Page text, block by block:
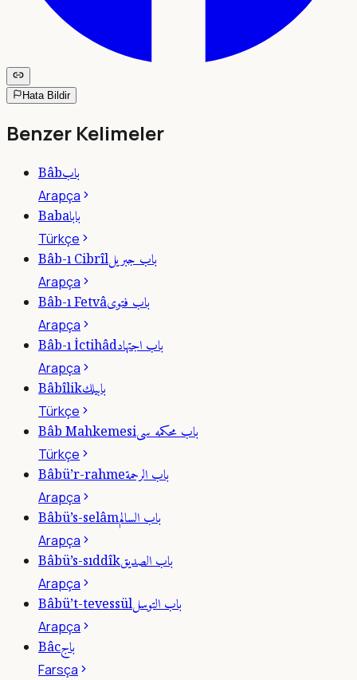
Hata Bildir
Benzer Kelimeler
Bâbباب
Arapça
Babaبابا
Türkçe
Bâb-ı Cibrîlباب جبريل
Arapça
Bâb-ı Fetvâباب فتوى
Arapça
Bâb-ı İctihâdباب اجتهاد
Arapça
Bâbîlikبابيلك
Türkçe
Bâb Mahkemesiباب محكمه سى
Türkçe
Bâbü’r-rahmeباب الرحمة
Arapça
Bâbü’s-selâmباب السالم
Arapça
Bâbü’s-sıddîkباب الصديق
Arapça
Bâbü’t-tevessülباب التوسل
Arapça
Bâcباج
Farsça